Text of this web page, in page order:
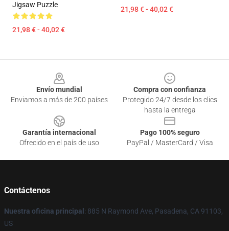
Jigsaw Puzzle
21,98 € - 40,02 €
21,98 € - 40,02 €
Envío mundial
Enviamos a más de 200 países
Compra con confianza
Protegido 24/7 desde los clics
hasta la entrega
Garantía internacional
Ofrecido en el país de uso
Pago 100% seguro
PayPal / MasterCard / Visa
Contáctenos
Nuestra oficina principal : 885 N Raymond Ave, Pasadena, CA 91103,
US